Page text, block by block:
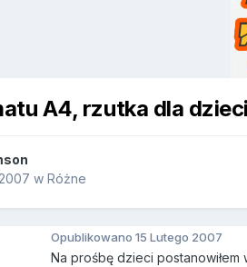
A4, rzutka dla dzieci
w Różne
Opublikowano 15 Lutego 2007
Na prośbę dzieci